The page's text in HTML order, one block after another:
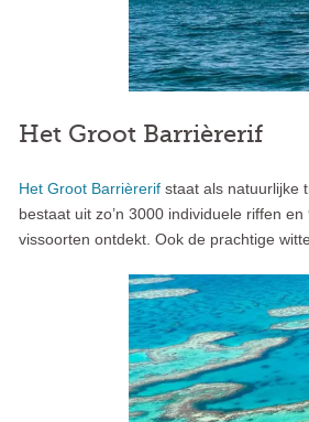
Het Groot Barrièrerif
Het Groot Barrièrerif staat als natuurlijke
bestaat uit zo’n 3000 individuele riffen
vissoorten ontdekt. Ook de prachtige